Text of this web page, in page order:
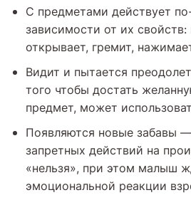
С предметами действует
зависимости от их свойств:
открывает, гремит,
Видит и пытается
того чтобы достать
предмет, может
Появляются новые забавы
запретных действий на
«нельзя», при этом малыш
эмоциональной реакции